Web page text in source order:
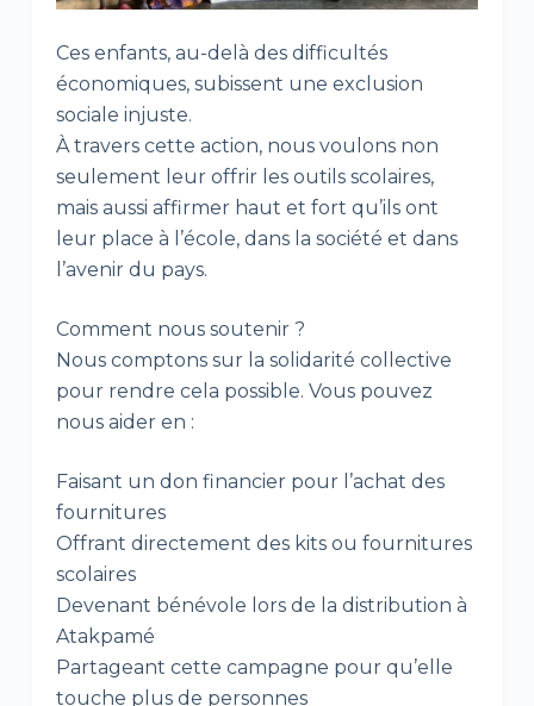
Ces enfants, au-delà des difficultés
économiques, subissent une exclusion
sociale injuste.
À travers cette action, nous voulons non
seulement leur offrir les outils scolaires,
mais aussi affirmer haut et fort qu’ils ont
leur place à l’école, dans la société et dans
l’avenir du pays.
Comment nous soutenir ?
Nous comptons sur la solidarité collective
pour rendre cela possible. Vous pouvez
nous aider en :
Faisant un don financier pour l’achat des
fournitures
Offrant directement des kits ou fournitures
scolaires
Devenant bénévole lors de la distribution à
Atakpamé
Partageant cette campagne pour qu’elle
touche plus de personnes